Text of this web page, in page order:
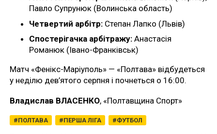
Павло Супрунюк (Волинська область)
Четвертий арбітр: Степан Лапко (Львів)
Спостерігачка арбітражу: Анастасія
Романюк (Івано-Франківськ)
Матч «Фенікс-Маріуполь» — «Полтава» відбудеться
у неділю дев’ятого серпня і почнеться о 16:00.
Владислав ВЛАСЕНКО, «Полтавщина Спорт»
ПОЛТАВА ПЕРША ЛІГА ФУТБОЛ